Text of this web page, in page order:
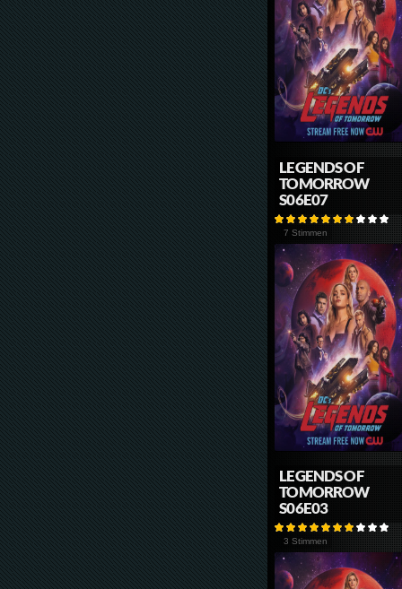
LEGENDS OF
TOMORROW
S06E07
7 Stimmen
LEGENDS OF
TOMORROW
S06E03
3 Stimmen